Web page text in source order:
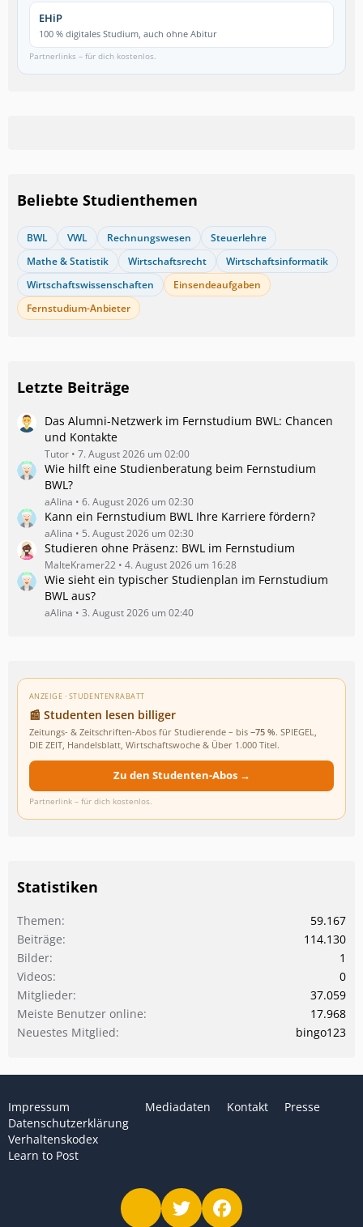
EHiP
100 % digitales Studium, auch ohne Abitur
Partnerlinks – für dich kostenlos.
Beliebte Studienthemen
BWL VWL Rechnungswesen
Steuerlehre
Mathe & Statistik
Wirtschaftsrecht
Wirtschaftsinformatik
Wirtschaftswissenschaften
Einsendeaufgaben
Fernstudium-Anbieter
Letzte Beiträge
Das Alumni-Netzwerk im Fernstudium BWL: Chancen
und Kontakte
Tutor 7. August 2026 um 02:00
Wie hilft eine Studienberatung beim Fernstudium
BWL?
aAlina 6. August 2026 um 02:30
Kann ein Fernstudium BWL Ihre Karriere fördern?
aAlina 5. August 2026 um 02:30
Studieren ohne Präsenz: BWL im Fernstudium
MalteKramer22 4. August 2026 um 16:28
Wie sieht ein typischer Studienplan im Fernstudium
BWL aus?
aAlina 3. August 2026 um 02:40
ANZEIGE · STUDENTENRABATT
📰 Studenten lesen billiger
Zeitungs- & Zeitschriften-Abos für Studierende – bis −75 %. SPIEGEL,
DIE ZEIT, Handelsblatt, Wirtschaftswoche & Über 1.000 Titel.
Zu den Studenten-Abos →
Partnerlink – für dich kostenlos.
Statistiken
Themen
59.167
Beiträge
114.130
Bilder
1
Videos
0
Mitglieder
37.059
Meiste Benutzer online
17.968
Neuestes Mitglied
bingo123
Impressum
Datenschutzerklärung
Verhaltenskodex
Learn to Post
Mediadaten Kontakt Presse